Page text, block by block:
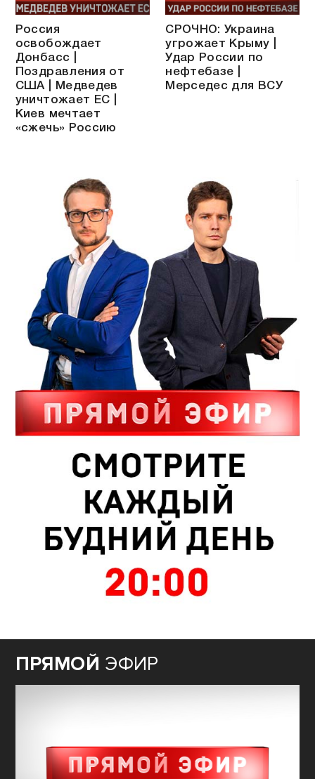
Россия
освобождает
Донбасс |
Поздравления от
США | Медведев
уничтожает ЕС |
Киев мечтает
«сжечь» Россию
СРОЧНО: Украина
угрожает Крыму |
Удар России по
нефтебазе |
Мерседес для ВСУ
ПРЯМОЙ ЭФИР